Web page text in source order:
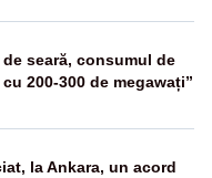
seară, consumul de
200-300 de megawați”
la Ankara, un acord